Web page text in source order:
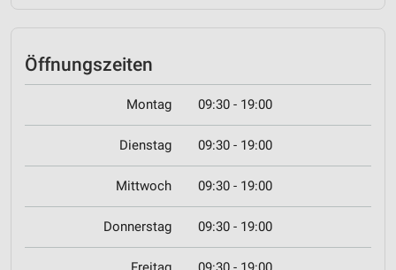
Öffnungszeiten
Montag 09:30 - 19:00
Dienstag 09:30 - 19:00
Mittwoch 09:30 - 19:00
Donnerstag 09:30 - 19:00